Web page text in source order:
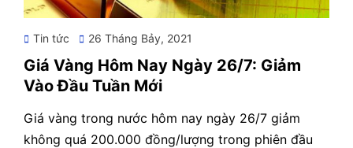
Tin tức
Posted
26 Tháng Bảy, 2021
Giá Vàng Hôm Nay Ngày 26/7: Giảm
Vào Đầu Tuần Mới
Giá vàng trong nước hôm nay ngày 26/7 giảm
không quá 200.000 đồng/lượng trong phiên đầu